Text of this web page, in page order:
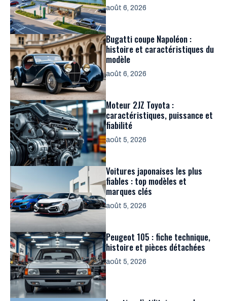
août 6, 2026
Bugatti coupe Napoléon :
histoire et caractéristiques du
modèle
août 6, 2026
Moteur 2JZ Toyota :
caractéristiques, puissance et
fiabilité
août 5, 2026
Voitures japonaises les plus
fiables : top modèles et
marques clés
août 5, 2026
Peugeot 105 : fiche technique,
histoire et pièces détachées
août 5, 2026